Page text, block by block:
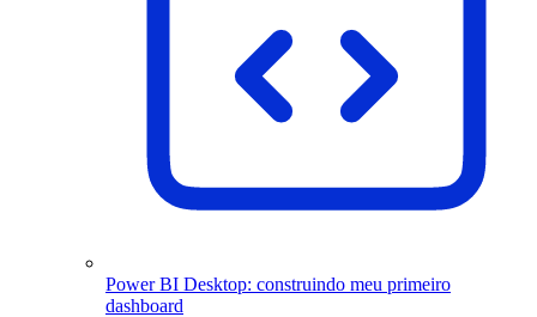
Power BI Desktop: construindo meu primeiro
dashboard